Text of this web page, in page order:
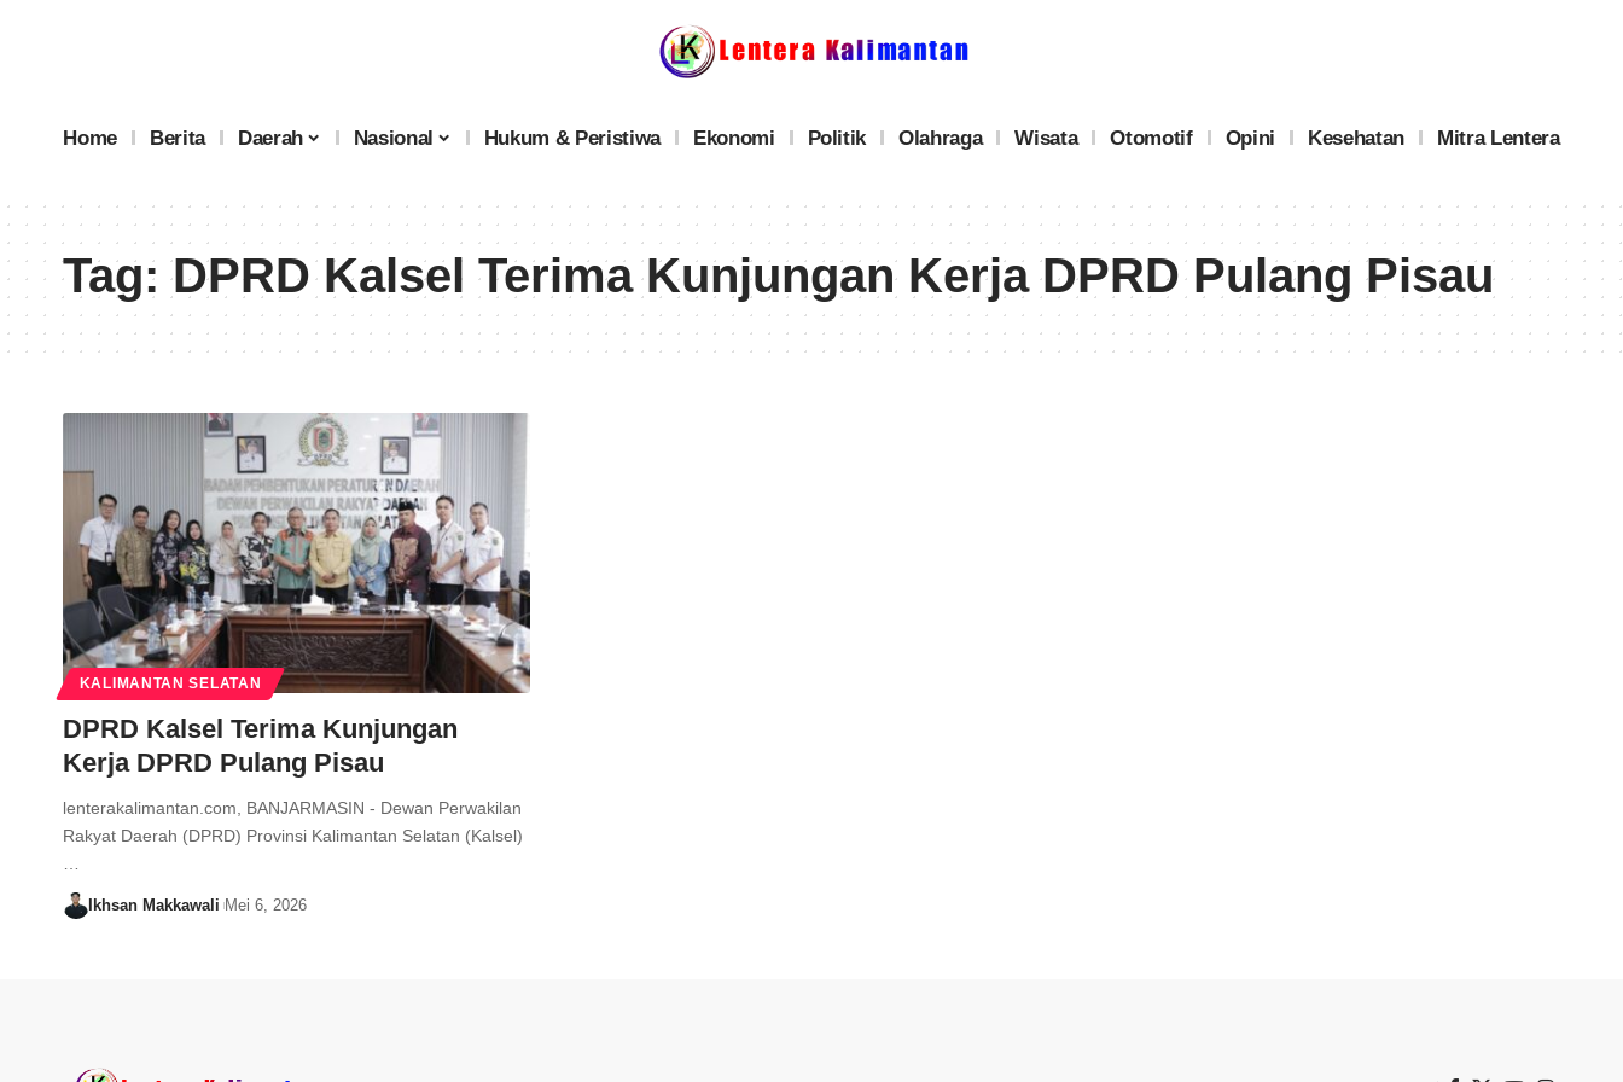
Home Berita Daerah Nasional Hukum & Peristiwa Ekonomi Politik Olahraga Wisata Otomotif Opini Kesehatan Mitra Lentera
Tag:DPRD Kalsel Terima Kunjungan Kerja DPRD Pulang Pisau
KALIMANTAN SELATAN
DPRD Kalsel Terima Kunjungan
Kerja DPRD Pulang Pisau
lenterakalimantan.com, BANJARMASIN - Dewan Perwakilan
Rakyat Daerah (DPRD) Provinsi Kalimantan Selatan (Kalsel)
…
Ikhsan Makkawali Mei 6, 2026